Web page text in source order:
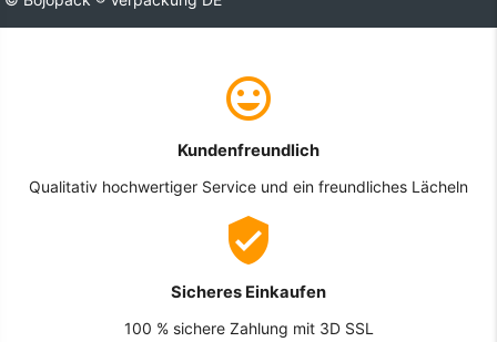
Kundenfreundlich
Qualitativ hochwertiger Service und ein freundliches Lächeln
Sicheres Einkaufen
100 % sichere Zahlung mit 3D SSL